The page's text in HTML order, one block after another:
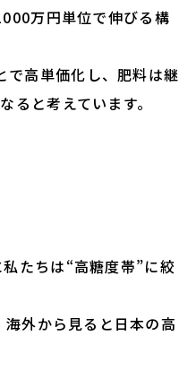
万円単位で伸びる構
で高単価化し、肥料は継
ると考えています。
たちは“高糖度帯”に絞
外から見ると日本の高